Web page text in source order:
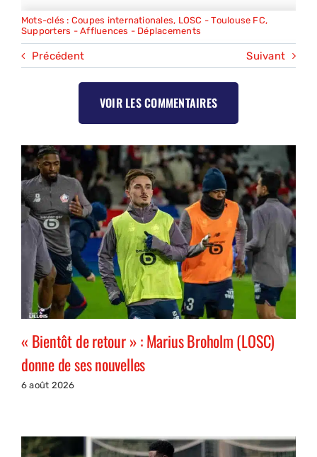
Mots-clés : Coupes internationales, LOSC - Toulouse FC,
Supporters - Affluences - Déplacements
Précédent Suivant
VOIR LES COMMENTAIRES
« Bientôt de retour » : Marius Broholm (LOSC)
donne de ses nouvelles
6 août 2026